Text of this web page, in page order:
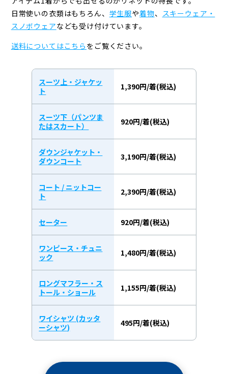
日常使いの衣類はもちろん、 学生服や着物、
スキーウェア・
スノボウェアなども受け付けています。
送料についてはこちら をご覧ください。
スーツ上・ジャケッ
ト
1,390円/着(税込)
スーツ下（パンツま
たはスカート）
920円/着(税込)
ダウンジャケット・
ダウンコート
3,190円/着(税込)
コート / ニットコー
ト
2,390円/着(税込)
セーター 920円/着(税込)
ワンピース・チュニ
ック
1,480円/着(税込)
ロングマフラー・ス
トール・ショール
1,155円/着(税込)
ワイシャツ (カッタ
ーシャツ)
495円/着(税込)